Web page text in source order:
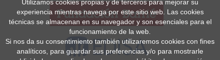
Utilizamos cookies propias y de terceros para mejorar su
experiencia mientras navega por este sitio web. Las cookies
técnicas se almacenan en su navegador y son esenciales para el
funcionamiento de la web.
Si nos da su consentimiento también utilizaremos cookies con fines
analíticos, para guardar sus preferencias y/o para mostrarle